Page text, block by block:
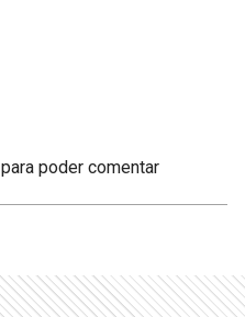
para poder comentar